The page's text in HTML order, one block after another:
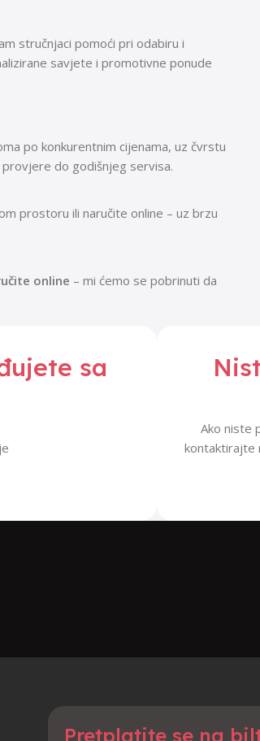
stručnjaci pomoći pri odabiru i
savjete i promotivne ponude
po konkurentnim cijenama, uz čvrstu
do godišnjeg servisa.
prostoru ili naručite online – uz brzu
online – mi ćemo se pobrinuti da
sa
Ako niste
kontaktirajte
Pretplatite se na